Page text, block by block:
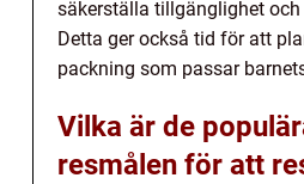
säkerställa tillgänglighet
Detta ger också tid för att
packning som passar
Vilka är de
resmålen för att